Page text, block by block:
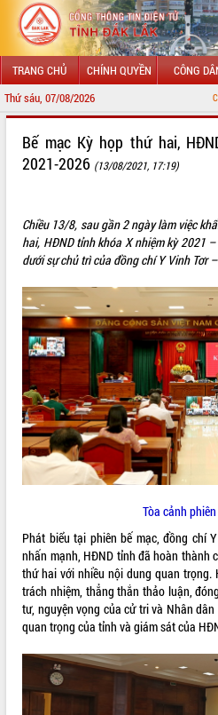
TRANG CHỦ CHÍNH QUYỀN CÔNG
Thứ sáu, 07/08/2026 CHÀO
LÃNH ĐẠO UBND TỈNH
SỞ, BAN, NGÀNH
THÔNG TIN CHỈ ĐẠO ĐIỀU HÀNH
HỆ THỐNG VĂN BẢN
VĂN BẢN HĐND TỈNH
ĐIỂM TIN VĂN BẢN
QUY HOẠCH - KẾ HOẠCH
Bế mạc Kỳ họp thứ hai,
2021-2026 (13/08/2021, 17:19)
Chiều 13/8, sau gần 2 ngày làm việc
hai, HĐND tỉnh khóa X nhiệm kỳ 2021
dưới sự chủ trì của đồng chí Y Vinh Tơr
Tòa cảnh
Phát biểu tại phiên bế mạc, đồng chí
nhấn mạnh, HĐND tỉnh đã hoàn thành
thứ hai với nhiều nội dung quan
trách nhiệm, thẳng thắn thảo luận,
tư, nguyện vọng của cử tri và Nhân
quan trọng của tỉnh và giám sát của